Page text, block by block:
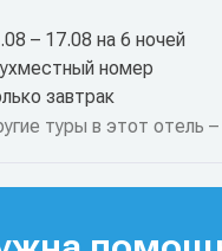
– 17.08 на 6 ночей
номер
завтрак
туры в этот отель –